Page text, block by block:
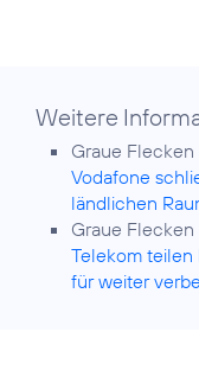
Weitere
Graue Flecken
Vodafone
ländlichen
Graue Flecken
Telekom teilen
für weiter